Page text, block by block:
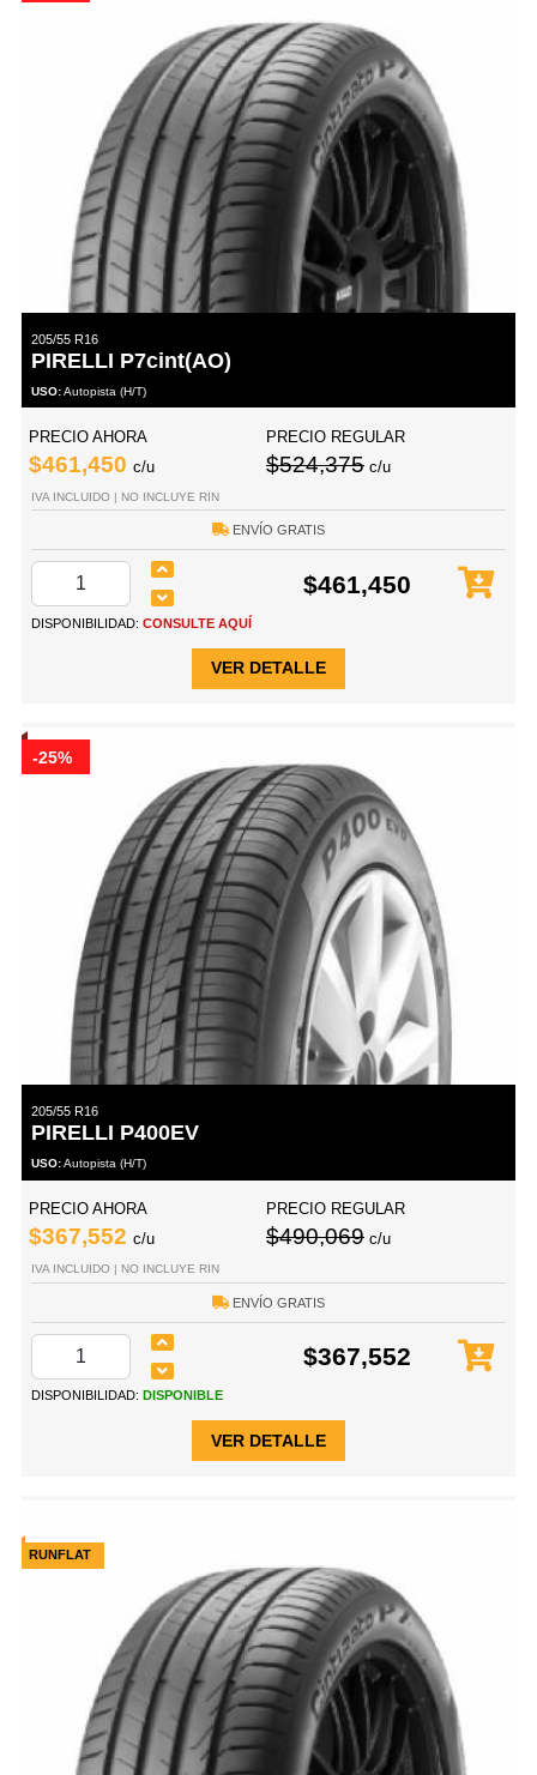
205/55 R16
PIRELLI P7cint(AO)
USO:Autopista (H/T)
PRECIO AHORA
$461,450 c/u
PRECIO REGULAR
$524,375 c/u
IVA INCLUIDO | NO INCLUYE RIN
ENVÍO GRATIS
$461,450
DISPONIBILIDAD: CONSULTE AQUÍ
VER DETALLE
-25%
205/55 R16
PIRELLI P400EV
USO:Autopista (H/T)
PRECIO AHORA
$367,552 c/u
PRECIO REGULAR
$490,069 c/u
IVA INCLUIDO | NO INCLUYE RIN
ENVÍO GRATIS
$367,552
DISPONIBILIDAD: DISPONIBLE
VER DETALLE
RUNFLAT